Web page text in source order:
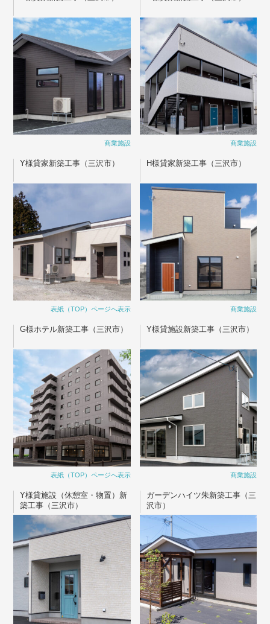
商業施設 商業施設
Y様貸家新築工事（三沢市）
表紙（TOP）ページへ表示
H様貸家新築工事（三沢市）
商業施設
G様ホテル新築工事（三沢市）
表紙（TOP）ページへ表示
Y様貸施設新築工事（三沢市）
商業施設
Y様貸施設（休憩室・物置）新
築工事（三沢市）
ガーデンハイツ朱新築工事（三
沢市）